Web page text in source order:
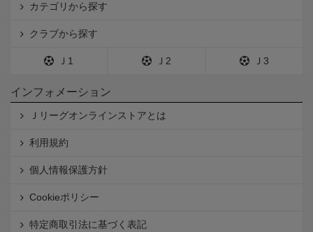
カテゴリから探す
クラブから探す
Ｊ1 Ｊ2 Ｊ3
インフォメーション
Ｊリーグオンラインストアとは
利用規約
個人情報保護方針
Cookieポリシー
特定商取引法に基づく表記